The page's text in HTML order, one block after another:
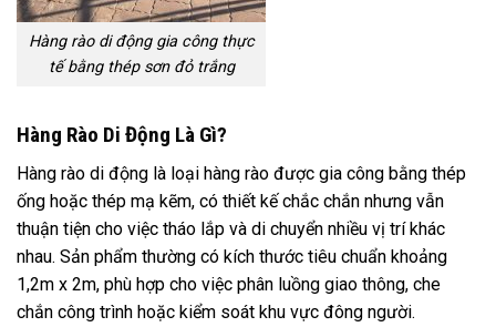
Hàng rào di động gia công thực
tế bằng thép sơn đỏ trắng
Hàng Rào Di Động Là Gì?
Hàng rào di động là loại hàng rào được gia công bằng thép
ống hoặc thép mạ kẽm, có thiết kế chắc chắn nhưng vẫn
thuận tiện cho việc tháo lắp và di chuyển nhiều vị trí khác
nhau. Sản phẩm thường có kích thước tiêu chuẩn khoảng
1,2m x 2m, phù hợp cho việc phân luồng giao thông, che
chắn công trình hoặc kiểm soát khu vực đông người.